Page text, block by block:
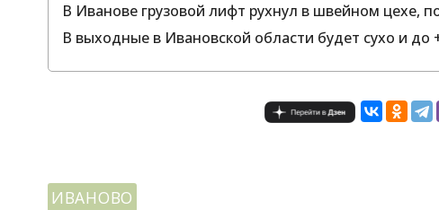
В Иванове грузовой лифт рухнул в швейном цехе,
В выходные в Ивановской области будет сухо и до
ИВАНОВО